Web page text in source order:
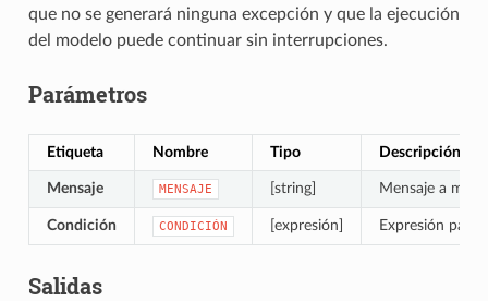
que no se generará ninguna excepción y que la ejecución
del modelo puede continuar sin interrupciones.
Parámetros
Etiqueta Nombre Tipo Descripción
Mensaje MENSAJE [string] Mensaje a
Condición CONDICIÓN [expresión] Expresión para
Salidas